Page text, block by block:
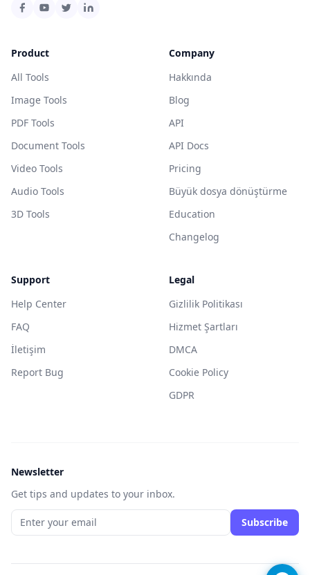
Product
All Tools
Image Tools
PDF Tools
Document Tools
Video Tools
Audio Tools
3D Tools
Company
Hakkında
Blog
API
API Docs
Pricing
Büyük dosya dönüştürme
Education
Changelog
Support
Help Center
FAQ
İletişim
Report Bug
Legal
Gizlilik Politikası
Hizmet Şartları
DMCA
Cookie Policy
GDPR
Newsletter
Get tips and updates to your inbox.
Subscribe